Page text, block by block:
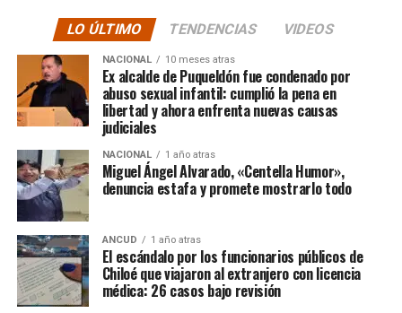
imagen del mandatario, con las últimas encuestas
arrojando índices de desaprobación en torno al 60-65%.
El árbol presidencial: de la
esperanza a la desazón
El “árbol presidencial” está situado en una plazoleta
vecina a la céntrica avenida Colón de la capital
magallánica. Además de haber sido escenario de juegos y
aventuras durante la infancia de Gabriel Boric, este
modesto ciprés se convirtió en un lugar emblemático
durante la campaña presidencial de 2021, volviéndose
un símbolo de la esperanza de cambio que se materializó
LO ÚLTIMO TENDENCIAS VIDEOS
NACIONAL 10 meses atras
Ex alcalde de Puqueldón fue condenado por
abuso sexual infantil: cumplió la pena en
libertad y ahora enfrenta nuevas causas
judiciales
NACIONAL 1 año atras
Miguel Ángel Alvarado, «Centella Humor»,
denuncia estafa y promete mostrarlo todo
ANCUD 1 año atras
El escándalo por los funcionarios públicos de
Chiloé que viajaron al extranjero con licencia
médica: 26 casos bajo revisión